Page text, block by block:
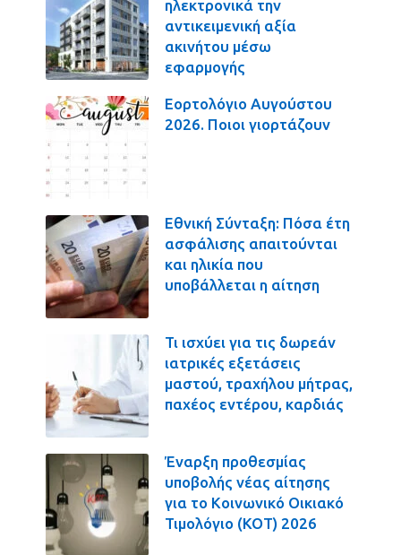
ηλεκτρονικά την
αντικειμενική αξία
ακινήτου μέσω
εφαρμογής
Εορτολόγιο Αυγούστου
2026. Ποιοι γιορτάζουν
Εθνική Σύνταξη: Πόσα έτη
ασφάλισης απαιτούνται
και ηλικία που
υποβάλλεται η αίτηση
Τι ισχύει για τις δωρεάν
ιατρικές εξετάσεις
μαστού, τραχήλου μήτρας,
παχέος εντέρου, καρδιάς
Έναρξη προθεσμίας
υποβολής νέας αίτησης
για το Κοινωνικό Οικιακό
Τιμολόγιο (ΚΟΤ) 2026